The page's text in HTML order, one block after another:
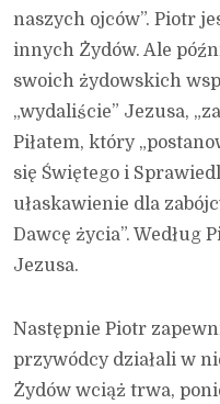
naszych ojców”. Piotr
innych Żydów. Ale
swoich żydowskich
„wydaliście” Jezusa,
Piłatem, który
się Świętego i
ułaskawienie dla
Dawcę życia”. Według
Jezusa.
Następnie Piotr
przywódcy działali w
Żydów wciąż trwa,